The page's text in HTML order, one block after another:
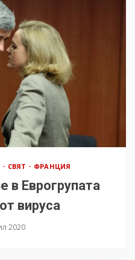
СВЯТ ФРАНЦИЯ
в Еврогрупата
вируса
2020